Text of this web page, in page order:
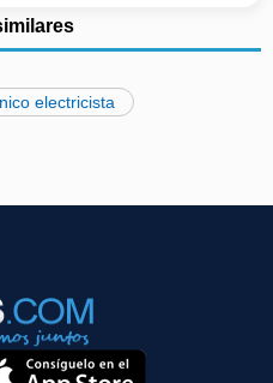
electricista